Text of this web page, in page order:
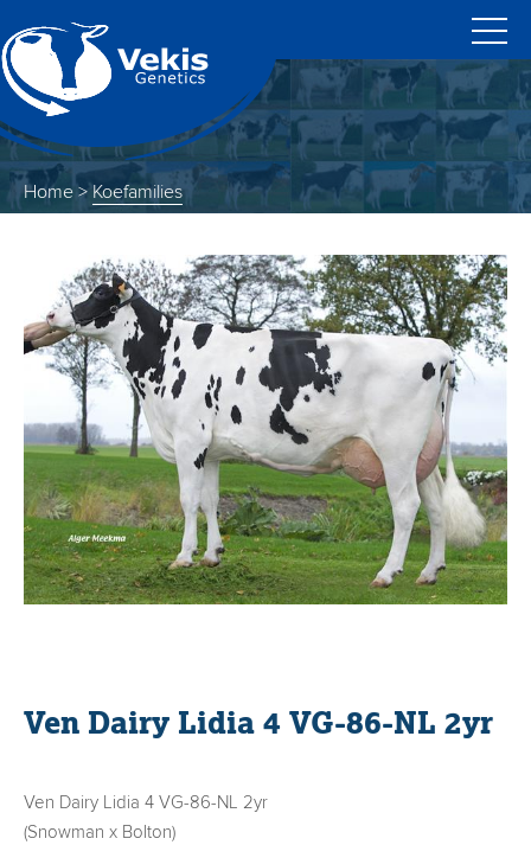
Home > Koefamilies
Ven Dairy Lidia 4 VG-86-NL 2yr
Ven Dairy Lidia 4 VG-86-NL 2yr
(Snowman x Bolton)